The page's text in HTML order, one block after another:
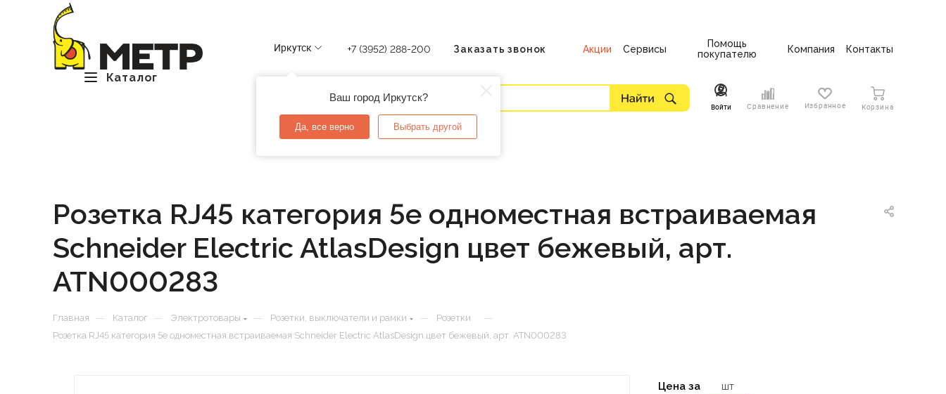
Каталог
Иркутск
Ваш город Иркутск?
Да, все верно Выбрать другой
+7 (3952) 288-200 Заказать звонок Акции Сервисы
Помощь
покупателю
Компания Контакты
Войти Сравнение Избранное Корзина
Розетка RJ45 категория 5е одноместная встраиваемая
Schneider Electric AtlasDesign цвет бежeвый, арт.
ATN000283
Главная — Каталог — Электротовары — Розетки, выключатели и рамки — Розетки —
Розетка RJ45 категория 5е одноместная встраиваемая Schneider Electric AtlasDesign цвет бежeвый, арт. ATN000283
Цена за шт